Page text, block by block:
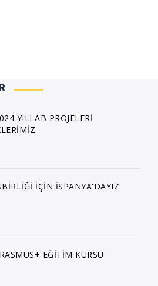
YILI AB PROJELERİ
İÇİN İSPANYA'DAYIZ
EĞİTİM KURSU